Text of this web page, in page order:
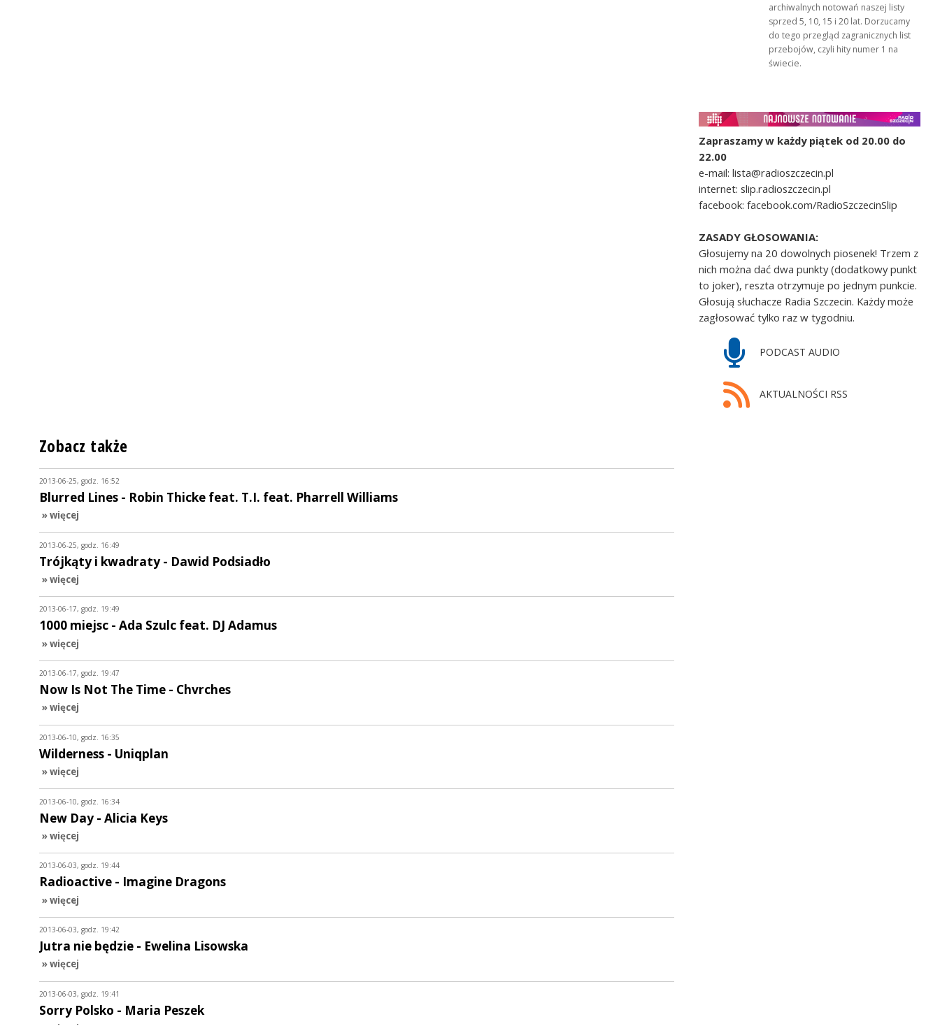
archiwalnych notowań naszej listy
sprzed 5, 10, 15 i 20 lat. Dorzucamy
do tego przegląd zagranicznych list
przebojów, czyli hity numer 1 na
świecie.
Zapraszamy w każdy piątek od 20.00 do
22.00
e-mail: lista@radioszczecin.pl
internet: slip.radioszczecin.pl
facebook: facebook.com/RadioSzczecinSlip
ZASADY GŁOSOWANIA:
Głosujemy na 20 dowolnych piosenek! Trzem z
nich można dać dwa punkty (dodatkowy punkt
to joker), reszta otrzymuje po jednym punkcie.
Głosują słuchacze Radia Szczecin. Każdy może
zagłosować tylko raz w tygodniu.
PODCAST AUDIO
AKTUALNOŚCI RSS
Zobacz także
2013-06-25, godz. 16:52
Blurred Lines - Robin Thicke feat. T.I. feat. Pharrell Williams
» więcej
2013-06-25, godz. 16:49
Trójkąty i kwadraty - Dawid Podsiadło
» więcej
2013-06-17, godz. 19:49
1000 miejsc - Ada Szulc feat. DJ Adamus
» więcej
2013-06-17, godz. 19:47
Now Is Not The Time - Chvrches
» więcej
2013-06-10, godz. 16:35
Wilderness - Uniqplan
» więcej
2013-06-10, godz. 16:34
New Day - Alicia Keys
» więcej
2013-06-03, godz. 19:44
Radioactive - Imagine Dragons
» więcej
2013-06-03, godz. 19:42
Jutra nie będzie - Ewelina Lisowska
» więcej
2013-06-03, godz. 19:41
Sorry Polsko - Maria Peszek